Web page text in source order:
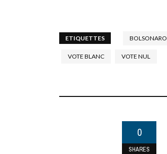
ETIQUETTES BOLSONARO
VOTE BLANC VOTE NUL
0
SHARES